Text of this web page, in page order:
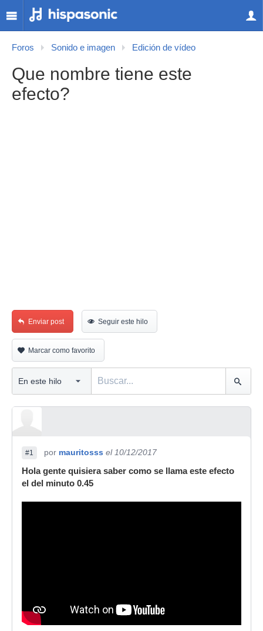
Foros Sonido e imagen Edición de vídeo
Que nombre tiene este
efecto?
Enviar post Seguir este hilo
Marcar como favorito
#1 por mauritosss el 10/12/2017
Hola gente quisiera saber como se llama este efecto
el del minuto 0.45